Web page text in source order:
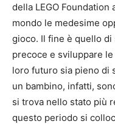
della LEGO
mondo le medesime
gioco. Il fine è quello di
precoce e sviluppare
loro futuro sia pieno di
un bambino, infatti,
si trova nello stato più
questo periodo si